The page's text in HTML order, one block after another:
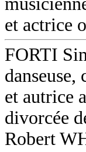
et actrice
FORTI
danseuse,
et autrice
divorcée
Robert